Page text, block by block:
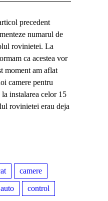
precedent
numarul de
rovinietei. La
ca acestea vor
moment am aflat
camere pentru
instalarea celor 15
rovinietei erau deja
camere
control